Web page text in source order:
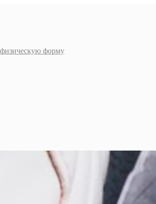
физическую форму